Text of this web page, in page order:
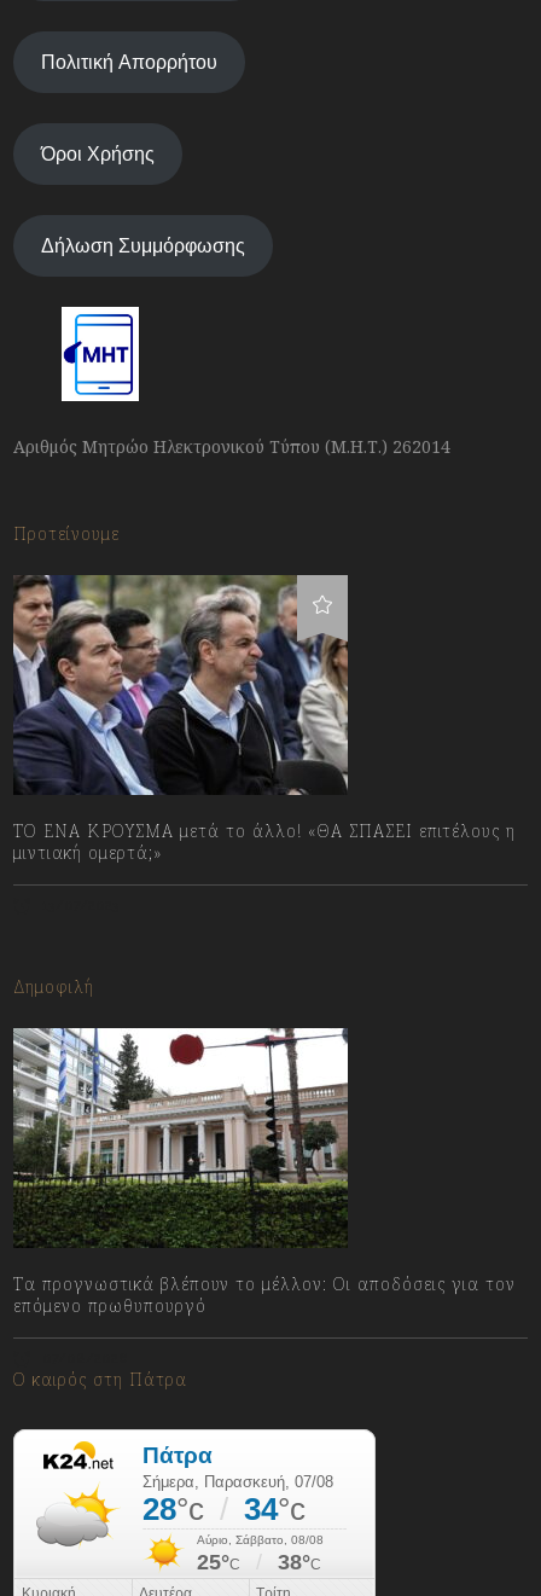
Πολιτική Απορρήτου
Όροι Χρήσης
Δήλωση Συμμόρφωσης
Αριθμός Μητρώο Ηλεκτρονικού Τύπου (Μ.Η.Τ.) 262014
Προτείνουμε
ΤΟ ΕΝΑ ΚΡΟΥΣΜΑ μετά το άλλο! «ΘΑ ΣΠΑΣΕΙ επιτέλους η
μιντιακή ομερτά;»
Δημοφιλή
Τα προγνωστικά βλέπουν το μέλλον: Οι αποδόσεις για τον
επόμενο πρωθυπουργό
Ο καιρός στη Πάτρα